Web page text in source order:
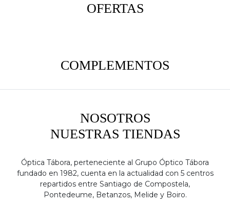
OFERTAS
COMPLEMENTOS
NOSOTROS
NUESTRAS TIENDAS
Óptica Tábora, perteneciente al Grupo Óptico Tábora
fundado en 1982, cuenta en la actualidad con 5 centros
repartidos entre Santiago de Compostela,
Pontedeume, Betanzos, Melide y Boiro.